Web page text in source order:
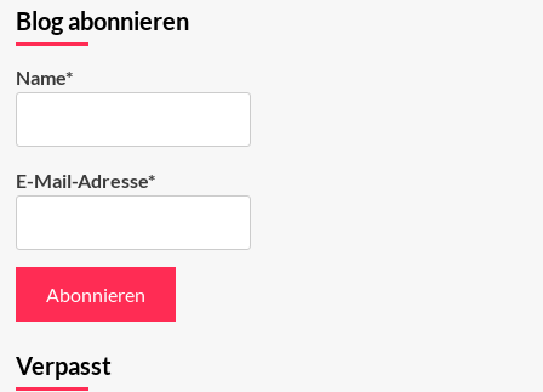
ansehen
Blog abonnieren
Name*
E-Mail-Adresse*
Verpasst